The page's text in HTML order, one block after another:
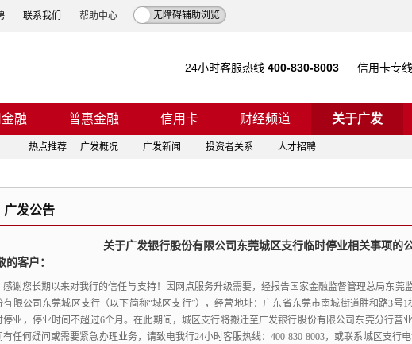
联系我们 帮助中心 无障碍辅助浏览
24小时客服热线 400-830-8003 信用卡专线
融 普惠金融 信用卡 财经频道 关于广发
热点推荐 广发概况 广发新闻 投资者关系 人才招聘
广发公告
关于广发银行股份有限公司东莞城区支行临时停业相关事项的
的客户：
感谢您长期以来对我行的信任与支持！ 因网点服务升级需要， 经报告国家金融监督管理总局东莞监
有限公司东莞城区支行（以下简称“城区支行”），经营地址：广东省东莞市南城街道胜和路3号1
业， 停业时间不超过6个月。在此期间， 城区支行将搬迁至广发银行股份有限公司东莞分行营
有任何疑问或需要紧急办理业务， 请致电我行24小时客服热线：400-830-8003，或联系城区支行电